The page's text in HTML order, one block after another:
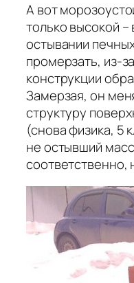
А вот
только высокой
остывании
промерзать, из-
конструкции
Замерзая, он
структуру
(снова физика, 5
не остывший
соответственно,